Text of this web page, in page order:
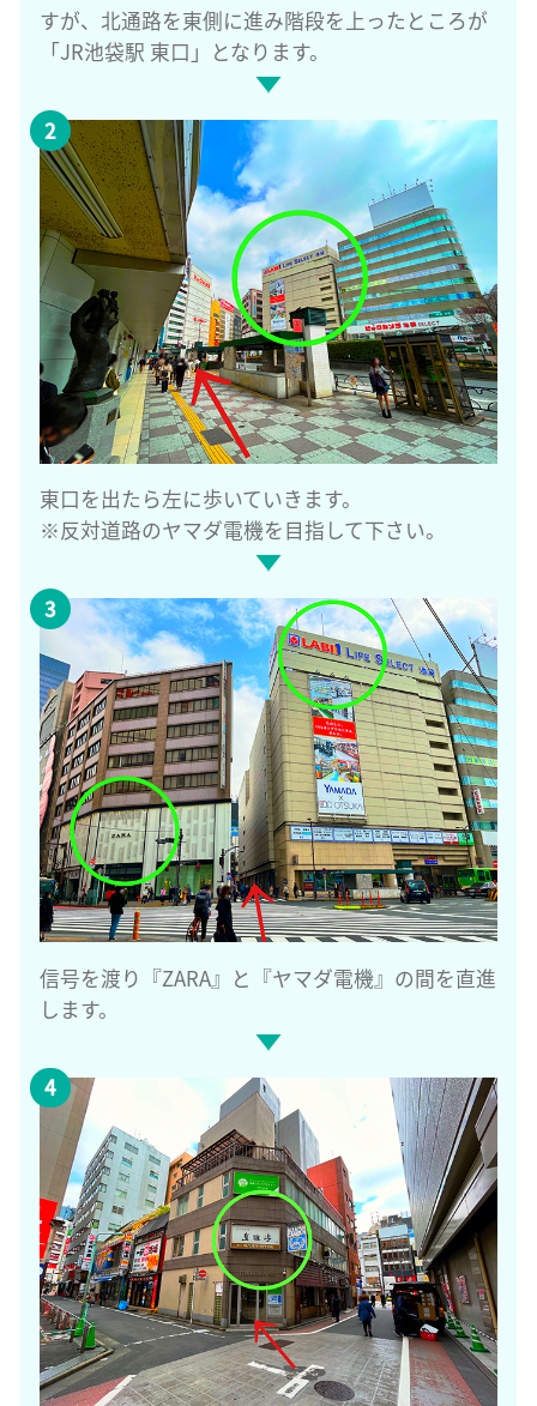
すが、北通路を東側に進み階段を上ったところが
「JR池袋駅 東口」となります。
東口を出たら左に歩いていきます。
※反対道路のヤマダ電機を目指して下さい。
信号を渡り『ZARA』と『ヤマダ電機』の間を直進
します。